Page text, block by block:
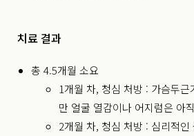
치료 결과
총 4.5개월 소요
1개월 차, 청심 처방 : 가슴두
만 얼굴 열감이나 어지럼은 아
2개월 차, 청심 처방 : 심리적인